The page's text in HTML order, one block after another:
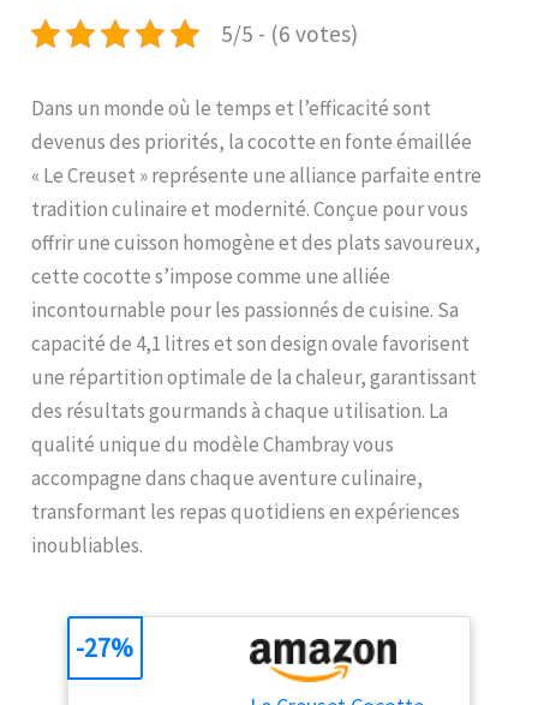
5/5 - (6 votes)
Dans un monde où le temps et l’efficacité sont
devenus des priorités, la cocotte en fonte émaillée
« Le Creuset » représente une alliance parfaite entre
tradition culinaire et modernité. Conçue pour vous
offrir une cuisson homogène et des plats savoureux,
cette cocotte s’impose comme une alliée
incontournable pour les passionnés de cuisine. Sa
capacité de 4,1 litres et son design ovale favorisent
une répartition optimale de la chaleur, garantissant
des résultats gourmands à chaque utilisation. La
qualité unique du modèle Chambray vous
accompagne dans chaque aventure culinaire,
transformant les repas quotidiens en expériences
inoubliables.
-27%